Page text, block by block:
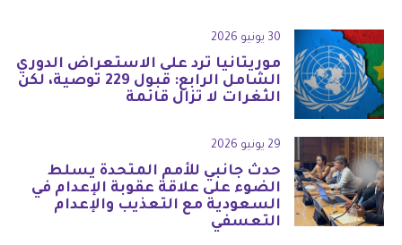
30 يونيو 2026
موريتانيا ترد على الاستعراض الدوري
الشامل الرابع: قبول 229 توصية، لكن
الثغرات لا تزال قائمة
29 يونيو 2026
حدث جانبي للأمم المتحدة يسلط
الضوء على علاقة عقوبة الإعدام في
السعودية مع التعذيب والإعدام
التعسفي